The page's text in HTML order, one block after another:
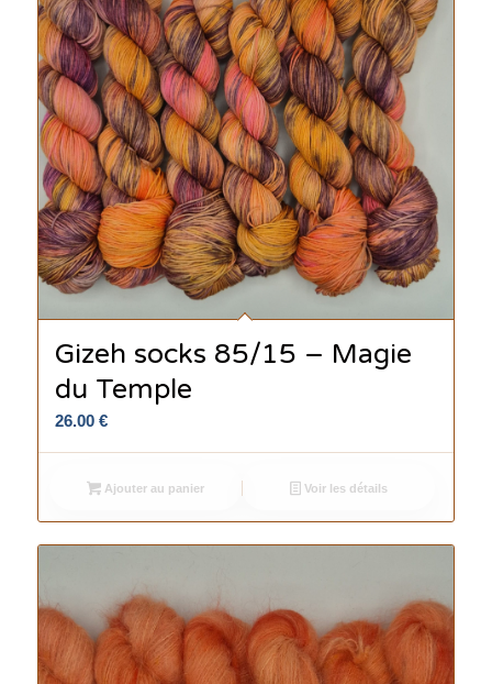
Gizeh socks 85/15 – Magie
du Temple
26.00 €
Ajouter au panier Voir les détails